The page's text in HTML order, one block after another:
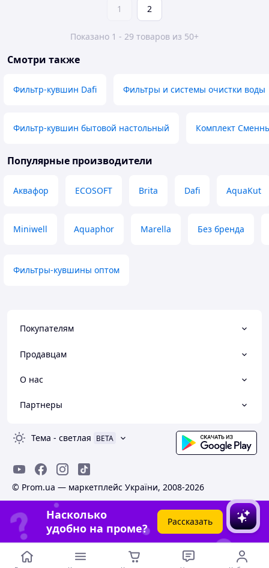
1 2
Показано 1 - 29 товаров из 50+
Смотри также
Фильтр-кувшин Dafi Фильтры и системы очистки воды
Фильтр-кувшин бытовой настольный Комплект
Популярные производители
Аквафор ECOSOFT Brita Dafi AquaKut
Miniwell Aquaphor Marella Без бренда
Фильтры-кувшины оптом
Покупателям
Продавцам
О нас
Партнеры
Тема - светлая BETA
© Prom.ua — маркетплейс України, 2008-2026
Насколько
удобно на проме?
Рассказать